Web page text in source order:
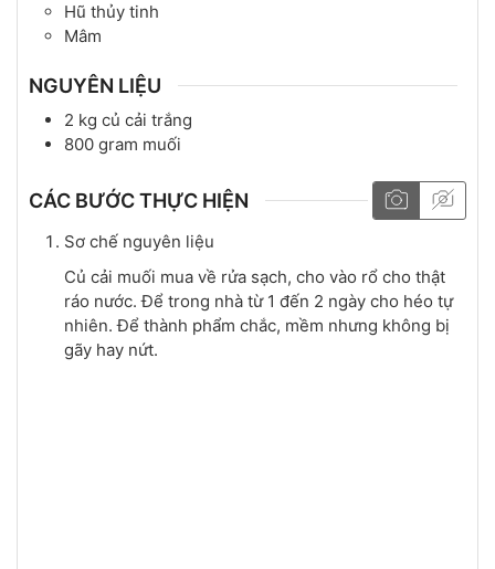
Hũ thủy tinh
Mâm
NGUYÊN LIỆU
2 kg củ cải trắng
800 gram muối
CÁC BƯỚC THỰC HIỆN
Sơ chế nguyên liệu
Củ cải muối mua về rửa sạch, cho vào rổ cho thật
ráo nước. Để trong nhà từ 1 đến 2 ngày cho héo tự
nhiên. Để thành phẩm chắc, mềm nhưng không bị
gãy hay nứt.